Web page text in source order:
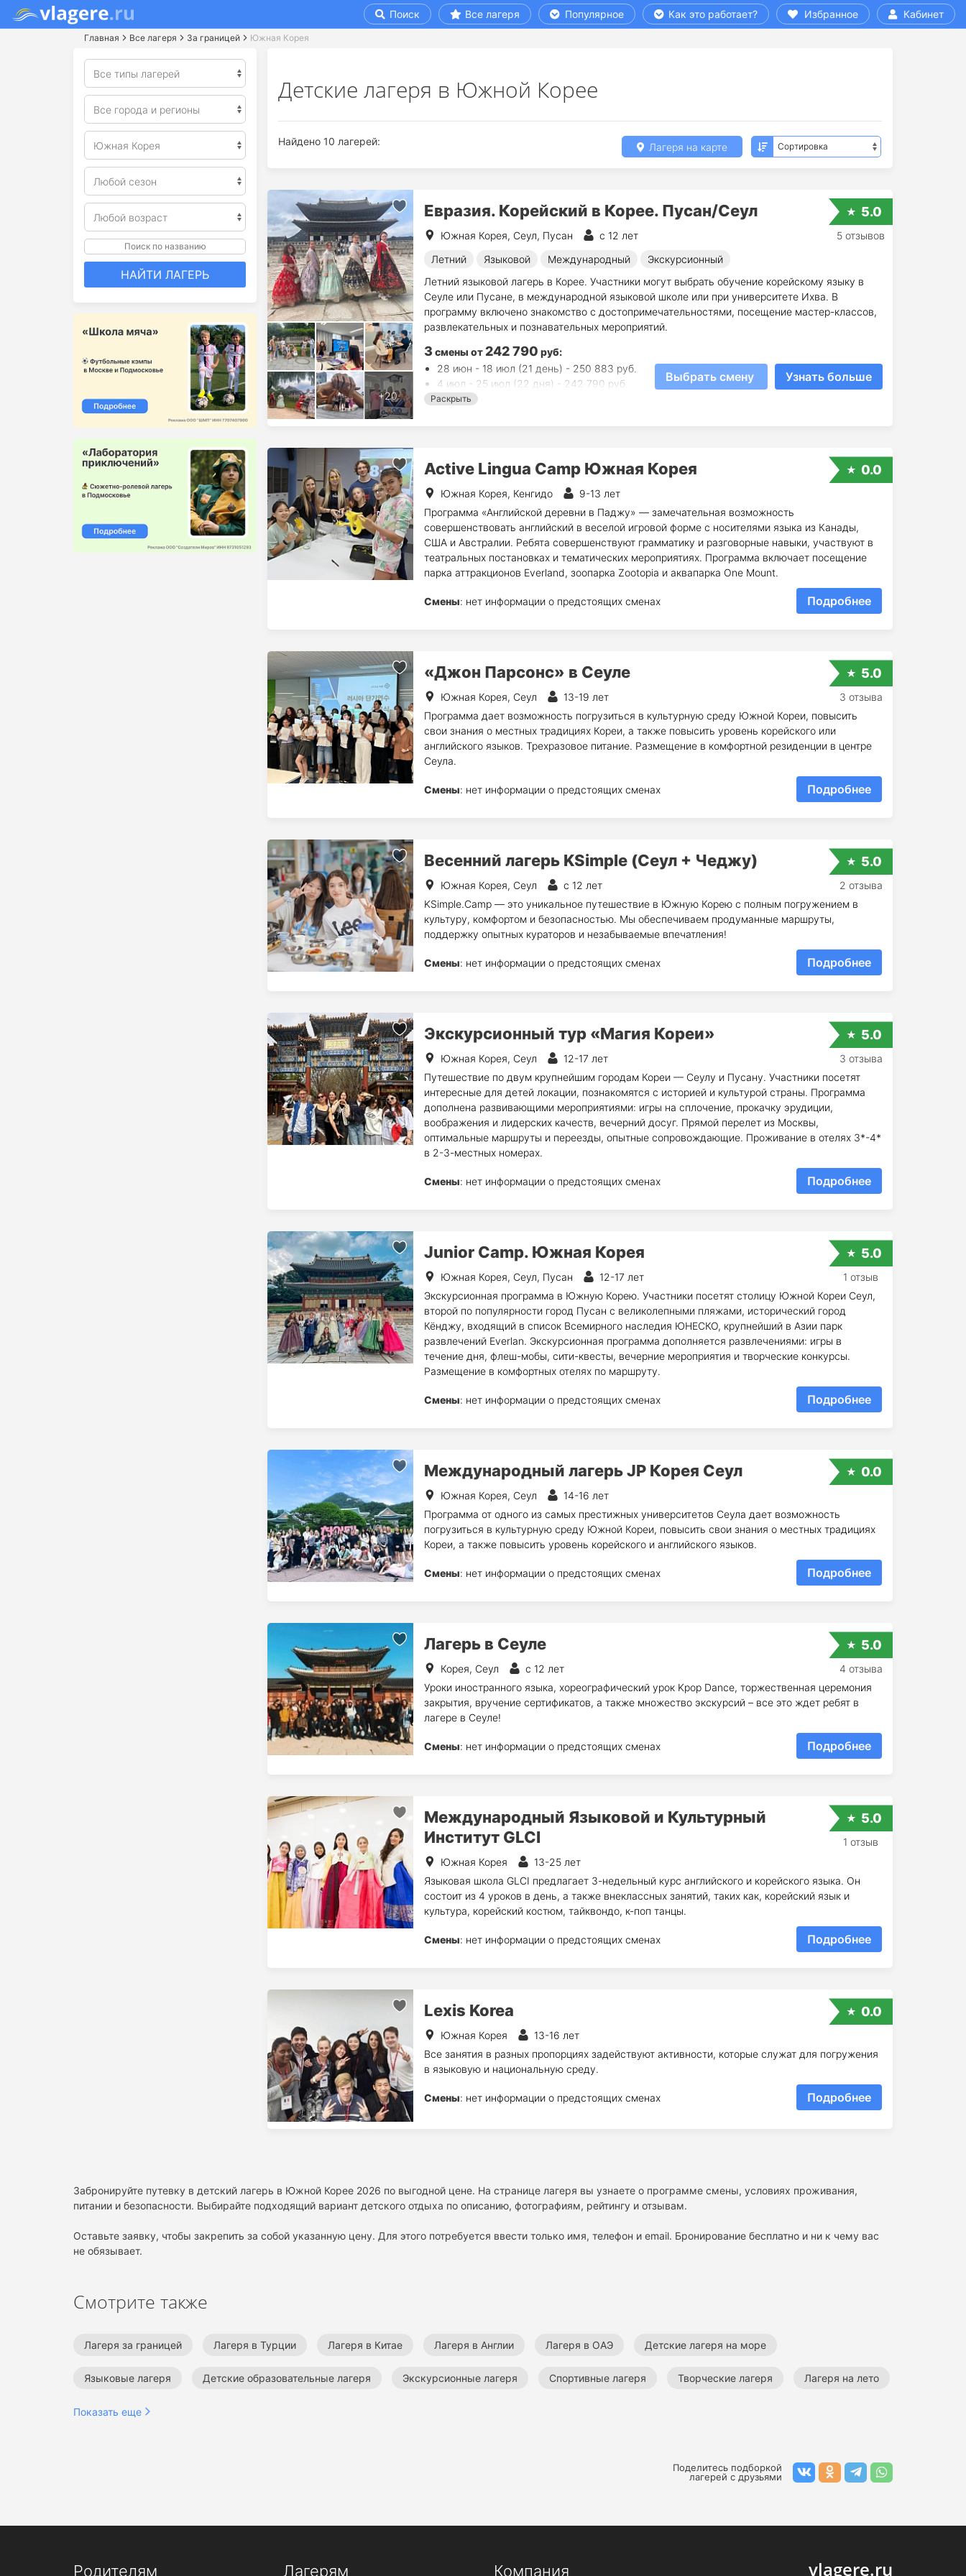
Поиск Все лагеря Популярное Как это работает? Избранное Кабинет
Главная Все лагеря За границей Южная Корея
Поиск по названию
НАЙТИ ЛАГЕРЬ
Детские лагеря в Южной Корее
Найдено 10 лагерей: Лагеря на карте
Евразия. Корейский в Корее. Пусан/Сеул
Южная Корея, Сеул, Пусан
с 12 лет
Летний
Языковой Международный
Экскурсионный
Летний языковой лагерь в Корее. Участники могут выбрать обучение корейскому языку в
Сеуле или Пусане, в международной языковой школе или при университете Ихва. В
программу включено знакомство с достопримечательностями, посещение мастер-классов,
развлекательных и познавательных мероприятий.
3 смены от242 790 руб:
28 июн - 18 июл (21 день) - 250 883 руб.
4 июл - 25 июл (22 дня) - 242 790 руб.
25 июл - 15 авг (22 дня) - 242 790 руб.
Раскрыть
Выбрать смену Узнать больше
5.0
5 отзывов
Active Lingua Camp Южная Корея
Южная Корея, Кенгидо
9-13 лет
Программа «Английской деревни в Паджу» — замечательная возможность
совершенствовать английский в веселой игровой форме с носителями языка из Канады,
США и Австралии. Ребята совершенствуют грамматику и разговорные навыки, участвуют в
театральных постановках и тематических мероприятиях. Программа включает посещение
парка аттракционов Everland, зоопарка Zootopia и аквапарка One Mount.
Смены: нет информации о предстоящих сменах Подробнее
0.0
«Джон Парсонс» в Сеуле
Южная Корея, Сеул
13-19 лет
Программа дает возможность погрузиться в культурную среду Южной Кореи, повысить
свои знания о местных традициях Кореи, а также повысить уровень корейского или
английского языков. Трехразовое питание. Размещение в комфортной резиденции в центре
Сеула.
Смены: нет информации о предстоящих сменах Подробнее
5.0
3 отзыва
Весенний лагерь KSimple (Сеул + Чеджу)
Южная Корея, Сеул
с 12 лет
KSimple.Camp — это уникальное путешествие в Южную Корею с полным погружением в
культуру, комфортом и безопасностью. Мы обеспечиваем продуманные маршруты,
поддержку опытных кураторов и незабываемые впечатления!
Смены: нет информации о предстоящих сменах Подробнее
5.0
2 отзыва
Экскурсионный тур «Магия Кореи»
Южная Корея, Сеул
12-17 лет
Путешествие по двум крупнейшим городам Кореи — Сеулу и Пусану. Участники посетят
интересные для детей локации, познакомятся с историей и культурой страны. Программа
дополнена развивающими мероприятиями: игры на сплочение, прокачку эрудиции,
воображения и лидерских качеств, вечерний досуг. Прямой перелет из Москвы,
оптимальные маршруты и переезды, опытные сопровождающие. Проживание в отелях 3*-4*
в 2-3-местных номерах.
Смены: нет информации о предстоящих сменах Подробнее
5.0
3 отзыва
Junior Camp. Южная Корея
Южная Корея, Сеул, Пусан
12-17 лет
Экскурсионная программа в Южную Корею. Участники посетят столицу Южной Кореи Сеул,
второй по популярности город Пусан с великолепными пляжами, исторический город
Кёнджу, входящий в список Всемирного наследия ЮНЕСКО, крупнейший в Азии парк
развлечений Everlan. Экскурсионная программа дополняется развлечениями: игры в
течение дня, флеш-мобы, сити-квесты, вечерние мероприятия и творческие конкурсы.
Размещение в комфортных отелях по маршруту.
Смены: нет информации о предстоящих сменах Подробнее
5.0
1 отзыв
Международный лагерь JP Корея Сеул
Южная Корея, Сеул
14-16 лет
Программа от одного из самых престижных университетов Сеула дает возможность
погрузиться в культурную среду Южной Кореи, повысить свои знания о местных традициях
Кореи, а также повысить уровень корейского и английского языков.
Смены: нет информации о предстоящих сменах Подробнее
0.0
Лагерь в Сеуле
Корея, Сеул
с 12 лет
Уроки иностранного языка, хореографический урок Kpop Dance, торжественная церемония
закрытия, вручение сертификатов, а также множество экскурсий – все это ждет ребят в
лагере в Сеуле!
Смены: нет информации о предстоящих сменах Подробнее
5.0
4 отзыва
Международный Языковой и Культурный
Институт GLCI
Южная Корея
13-25 лет
Языковая школа GLCI предлагает 3-недельный курс английского и корейского языка. Он
состоит из 4 уроков в день, а также внеклассных занятий, таких как, корейский язык и
культура, корейский костюм, тайквондо, к-поп танцы.
Смены: нет информации о предстоящих сменах Подробнее
5.0
1 отзыв
Lexis Korea
Южная Корея
13-16 лет
Все занятия в разных пропорциях задействуют активности, которые служат для погружения
в языковую и национальную среду.
Смены: нет информации о предстоящих сменах Подробнее
0.0
Забронируйте путевку в детский лагерь в Южной Корее 2026 по выгодной цене. На странице лагеря вы узнаете о программе смены, условиях проживания,
питании и безопасности. Выбирайте подходящий вариант детского отдыха по описанию, фотографиям, рейтингу и отзывам.
Оставьте заявку, чтобы закрепить за собой указанную цену. Для этого потребуется ввести только имя, телефон и email. Бронирование бесплатно и ни к чему вас
не обязывает.
Смотрите также
Лагеря за границей Лагеря в Турции Лагеря в Китае Лагеря в Англии Лагеря в ОАЭ Детские лагеря на море
Языковые лагеря Детские образовательные лагеря Экскурсионные лагеря Спортивные лагеря Творческие лагеря Лагеря на лето
Лагеря для подростков
Показать еще
Поделитесь подборкой
лагерей с друзьями
Родителям Лагерям Компания vlagere.ru